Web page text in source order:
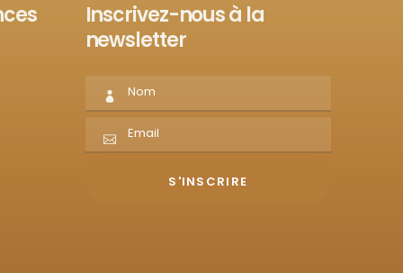
Inscrivez-nous à la
newsletter